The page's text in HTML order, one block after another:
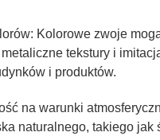
Kolorowe zwoje
tekstury i
i produktów.
na warunki
naturalnego, takiego jak